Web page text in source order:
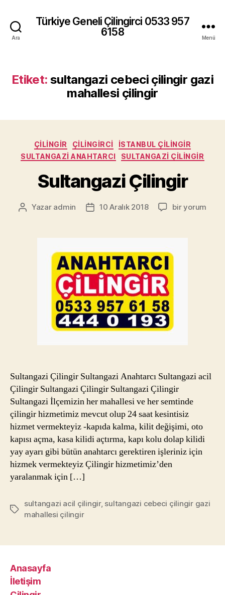
Ara
Türkiye Geneli Çilingirci 0533 957
6158
Menü
Etiket: sultangazi cebeci çilingir gazi
mahallesi çilingir
Kategoriler
ÇILINGIR ÇILINGIRCI
İSTANBUL ÇILINGIR
SULTANGAZI ANAHTARCI
SULTANGAZI ÇILINGIR
Sultangazi Çilingir
Yazının
Yazar admin
Yazı10 Aralık 2018
Sultangazi
bir yorum
Sultangazi Çilingir Sultangazi Anahtarcı Sultangazi acil
Çilingir Sultangazi Çilingir Sultangazi Çilingir
Sultangazi İlçemizin her mahallesi ve her semtinde
çilingir hizmetimiz mevcut olup 24 saat kesintisiz
hizmet vermekteyiz -kapıda kalma, kilit değişimi, oto
kapısı açma, kasa kilidi açtırma, kapı kolu dolap kilidi
yay ayarı gibi bütün anahtarcı gerektiren işleriniz için
hizmek vermekteyiz Çilingir hizmetimiz’den
yaralanmak için […]
Etiketler
sultangazi acil çilingir, sultangazi cebeci çilingir gazi
mahallesi çilingir
Anasayfa
İletişim